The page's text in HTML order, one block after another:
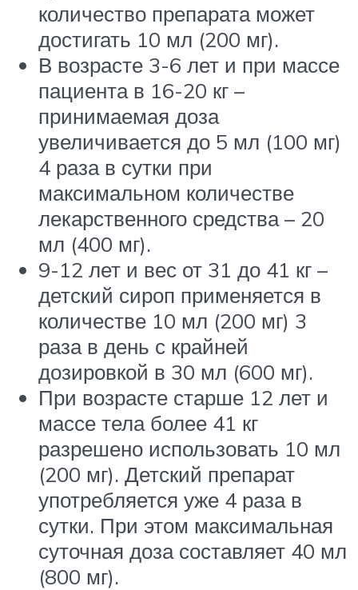
количество препарата может
достигать 10 мл (200 мг).
В возрасте 3-6 лет и при массе
пациента в 16-20 кг –
принимаемая доза
увеличивается до 5 мл (100 мг)
4 раза в сутки при
максимальном количестве
лекарственного средства – 20
мл (400 мг).
9-12 лет и вес от 31 до 41 кг –
детский сироп применяется в
количестве 10 мл (200 мг) 3
раза в день с крайней
дозировкой в 30 мл (600 мг).
При возрасте старше 12 лет и
массе тела более 41 кг
разрешено использовать 10 мл
(200 мг). Детский препарат
употребляется уже 4 раза в
сутки. При этом максимальная
суточная доза составляет 40 мл
(800 мг).